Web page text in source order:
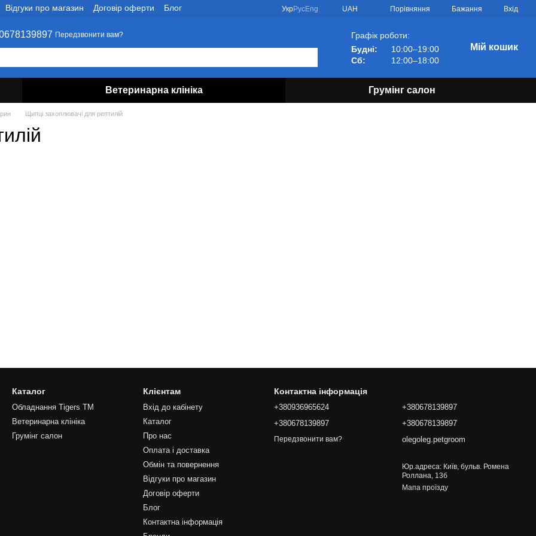
Відгуки про магазин Договір оферти
Блог
УкрРусEng UAH Порівняння Бажання Вхід
Передзвонити вам?
Графік роботи:
Будні:
10:00–19:00
Сб:
12:00–18:00
Мій кошик
Ветеринарна клініка Грумінг салон
Щипці захоплювачі для рептилій
Каталог
Обладнання Tigers TM
Ветеринарна клініка
Грумінг салон
Клієнтам
Вхід до кабінету
Каталог
Про нас
Оплата і доставка
Обмін та повернення
Відгуки про магазин
Договір оферти
Блог
Контактна інформація
Контактна інформація
+380936965624
+380678139897
Передзвонити вам?
+380678139897
+380678139897
olegoleg.petgroom
Юр.адреса: Київ, бульв. Ромена
Роллана, 13б
Мапа проїзду